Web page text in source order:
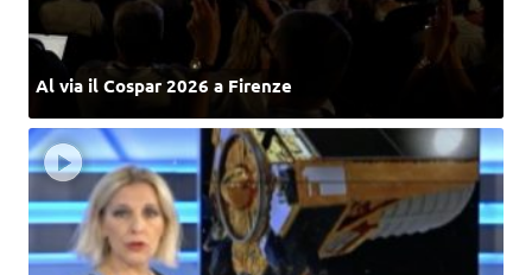
Al via il Cospar 2026 a Firenze